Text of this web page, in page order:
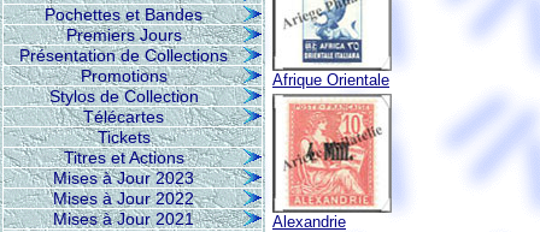
Pochettes et Bandes
Premiers Jours
Présentation de Collections
Promotions
Stylos de Collection
Télécartes
Tickets
Titres et Actions
Mises à Jour 2023
Mises à Jour 2022
Mises à Jour 2021
Afrique Orientale
Alexandrie